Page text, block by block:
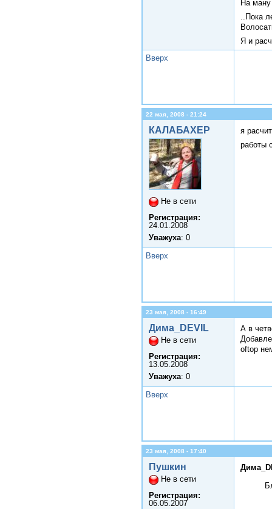
На
..Пока
Я и
Вверх
22 мая, 2008 - 21:24
КАЛАБАХЕР
Не в сети
Регистрация:
24.01.2008
Уважуха: 0
я
работы
Вверх
23 мая, 2008 - 16:49
Дима_DEVIL
Не в сети
Регистрация:
13.05.2008
Уважуха: 0
А в
oftop
Вверх
23 мая, 2008 - 17:40
Пушкин
Не в сети
Регистрация:
06.05.2007